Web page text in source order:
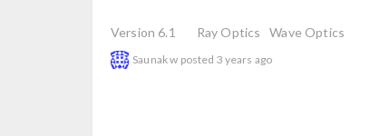
Version 6.1 Ray Optics Wave Optics
Saunak w posted 3 years ago